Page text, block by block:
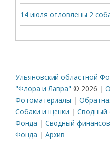
14 июля отловлены 2
Ульяновский областной
"Флора и Лавра" © 2026
Фотоматериалы
Собаки и щенки
Сводный
Фонда
Сводный
Фонда
Архив